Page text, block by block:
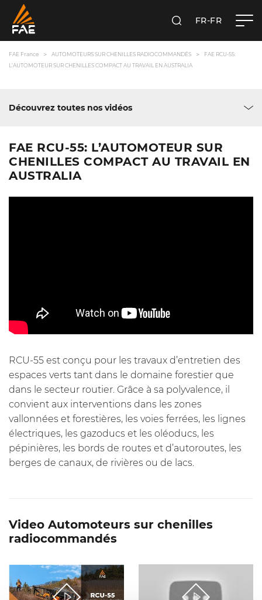
RECHERCHER
FR-FR
FAE France AUTOMOTEURS SUR CHENILLES RADIOCOMMANDÉS
FAE RCU-55:
L’AUTOMOTEUR SUR CHENILLES COMPACT AU TRAVAIL EN AUSTRALIA
Découvrez toutes nos vidéos
FAE RCU-55: L’AUTOMOTEUR SUR
CHENILLES COMPACT AU TRAVAIL EN
AUSTRALIA
RCU-55 est conçu pour les travaux d’entretien des
espaces verts tant dans le domaine forestier que
dans le secteur routier. Grâce à sa polyvalence, il
convient aux interventions dans les zones
vallonnées et forestières, les voies ferrées, les lignes
électriques, les gazoducs et les oléoducs, les
pépinières, les bords de routes et d’autoroutes, les
berges de canaux, de rivières ou de lacs.
Video Automoteurs sur chenilles
radiocommandés